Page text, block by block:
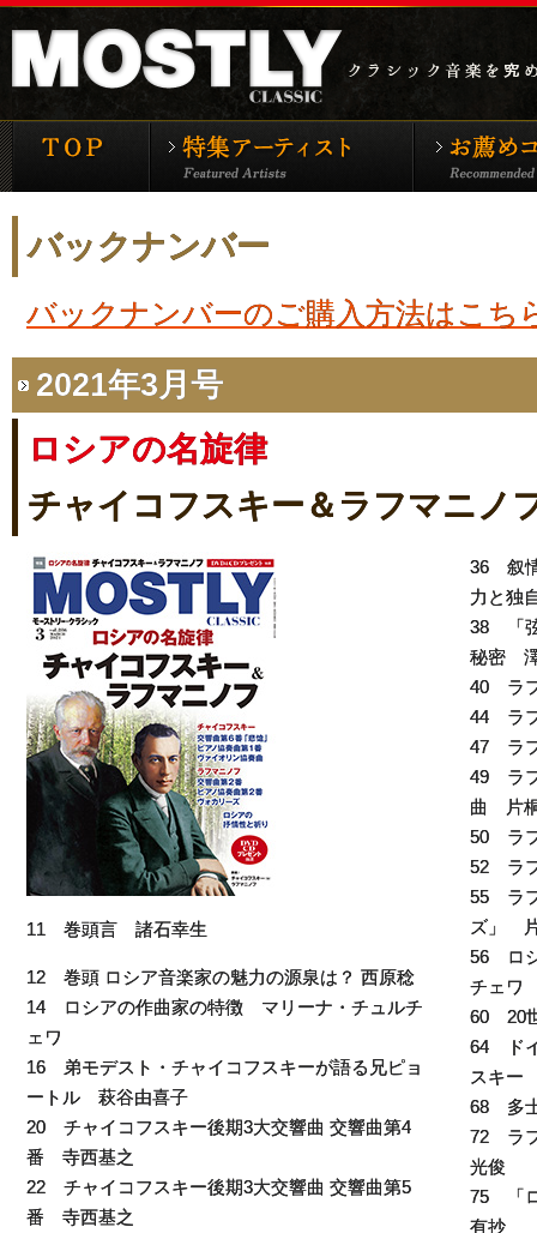
モーストリー・クラシックTOP 特集アーティ
バックナンバー
バックナンバーのご購入方法はこち
2021年3月号
ロシアの名旋律
チャイコフスキー＆ラフマニノ
11 巻頭言 諸石幸生
12 巻頭 ロシア音楽家の魅力の源泉は？ 西原稔
14 ロシアの作曲家の特徴 マリーナ・チュルチ
ェワ
16 弟モデスト・チャイコフスキーが語る兄ピョ
ートル 萩谷由喜子
20 チャイコフスキー後期3大交響曲 交響曲第4
番 寺西基之
22 チャイコフスキー後期3大交響曲 交響曲第5
番 寺西基之
36 叙
力と独
38 「弦
秘密
40 ラ
44 ラ
47 ラ
49 ラ
曲 片
50 ラ
52 ラ
55 ラ
ズ」
56 ロ
チェワ
60 20
64 ド
スキー
68 多
72 ラ
光俊
75 「
有抄